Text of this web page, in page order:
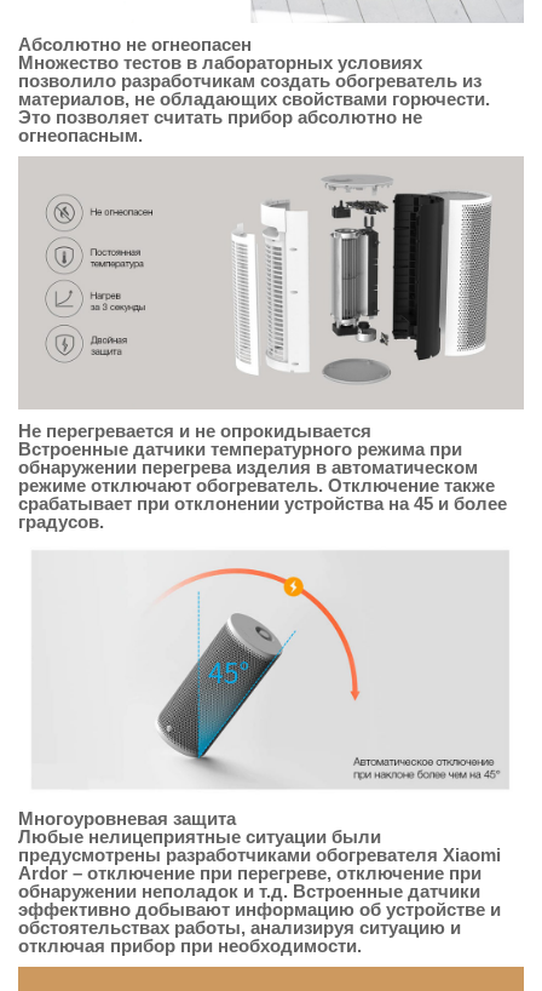
Абсолютно не огнеопасен
Множество тестов в лабораторных условиях
позволило разработчикам создать обогреватель из
материалов, не обладающих свойствами горючести.
Это позволяет считать прибор абсолютно не
огнеопасным.
Не перегревается и не опрокидывается
Встроенные датчики температурного режима при
обнаружении перегрева изделия в автоматическом
режиме отключают обогреватель. Отключение также
срабатывает при отклонении устройства на 45 и более
градусов.
Многоуровневая защита
Любые нелицеприятные ситуации были
предусмотрены разработчиками обогревателя Xiaomi
Ardor – отключение при перегреве, отключение при
обнаружении неполадок и т.д. Встроенные датчики
эффективно добывают информацию об устройстве и
обстоятельствах работы, анализируя ситуацию и
отключая прибор при необходимости.